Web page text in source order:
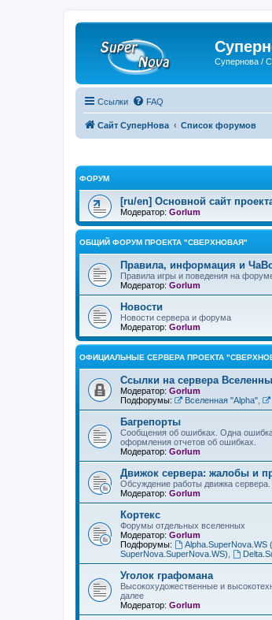
Супернова /
Ссылки FAQ
Сайт СуперНова Список форумов
ФОРУМ
[ru/en] Основной сайт
Модератор: Gorlum
ОБЩИЙ ФОРУМ ПРОЕКТА "СВЕРХНОВАЯ"
Правила, информация и
Правила игры и поведения на
Модератор: Gorlum
Новости
Новости сервера и форума
Модератор: Gorlum
ОФИЦИАЛЬНЫЕ СЕРВЕРА ПРОЕКТА
Ссылки на сервера
Модератор: Gorlum
Подфорумы:
Вселенная "Alpha",
Багрепорты
Сообщения об ошибках. Одна
оформления отчетов об ошибках.
Модератор: Gorlum
Движок сервера: жалобы и
Обсуждение работы движка
Модератор: Gorlum
Кортекс
Форумы отдельных вселенных
Модератор: Gorlum
Подфорумы:
Alpha.SuperNova.WS
SuperNova.SuperNova.WS)
Уголок графомана
Высокохудожественные и
далее
Модератор: Gorlum